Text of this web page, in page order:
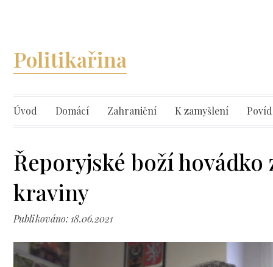
Politikařina
Úvod Domácí Zahraniční K zamyšlení
Řeporyjské boží hovádko
kraviny
Publikováno: 18.06.2021